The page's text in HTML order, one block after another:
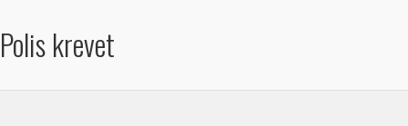
Polis krevet